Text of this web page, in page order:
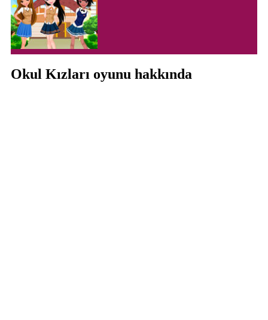
Okul Kızları oyunu hakkında